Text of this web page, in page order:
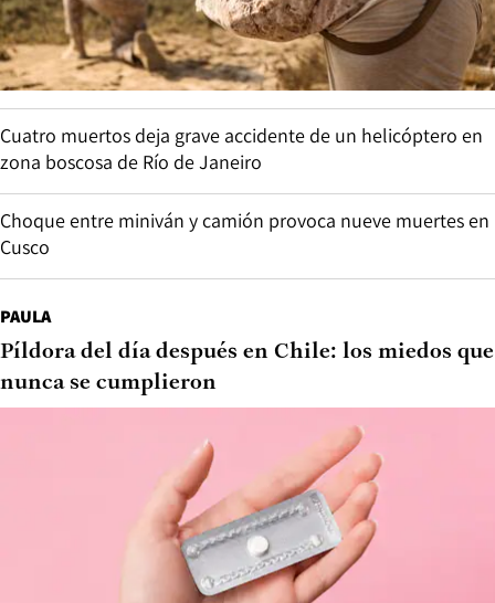
Cuatro muertos deja grave accidente de un helicóptero en
zona boscosa de Río de Janeiro
Choque entre miniván y camión provoca nueve muertes en
Cusco
PAULA
Píldora del día después en Chile: los miedos que
nunca se cumplieron